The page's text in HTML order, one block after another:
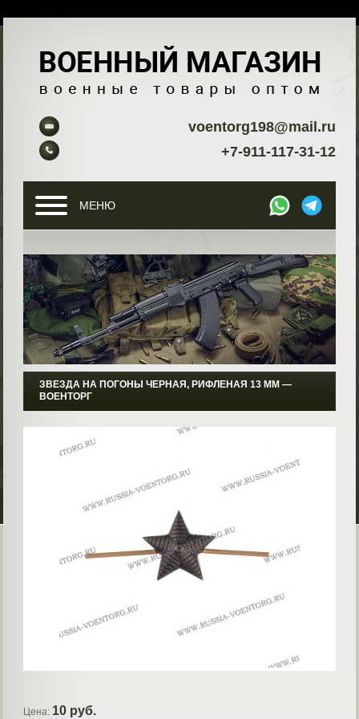
voentorg198@mail.ru
+7-911-117-31-12
МЕНЮ
ЗВЕЗДА НА ПОГОНЫ ЧЕРНАЯ, РИФЛЕНАЯ 13 ММ ―
ВОЕНТОРГ
Цена: 10 руб.